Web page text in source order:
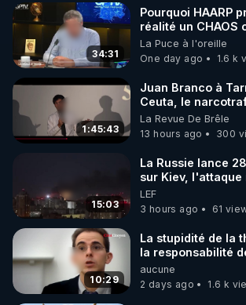
▶ 30 jours gratuit sur l’application de
de bien-être ENVOL :
Rendez-vous sur https://
le code : REGENERE
34:31
Pourquoi HAARP
réalité un CHAOS
on répond
La Puce à l'oreille
One day ago
1.6 k
1:45:43
Juan Branco à
Ceuta, le
pouvoir en France
La Revue De Brêle
13 hours ago
300
15:03
La Russie lance
sur Kiev, l'attaque
faiblesse de Kiev
LEF
3 hours ago
61
10:29
La stupidité de la
la responsabilité
concernant le
carbone.
aucune
2 days ago
1.6 k